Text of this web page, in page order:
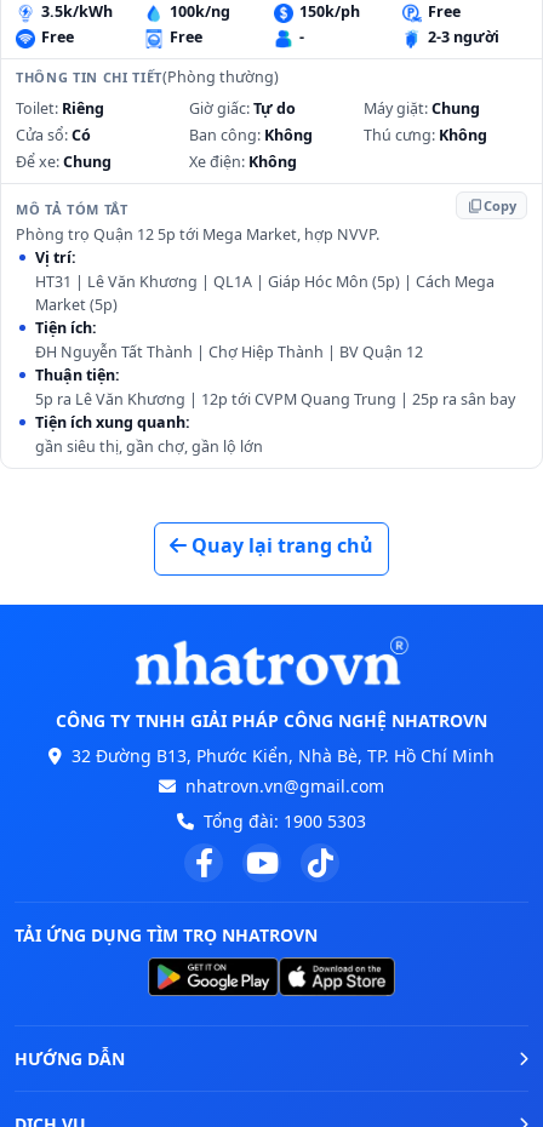
3.5k/kWh 100k/ng 150k/ph
Free
Free
Free - 2-3 người
THÔNG TIN CHI TIẾT(Phòng thường)
Toilet: Riêng Giờ giấc:Tự do Máy giặt:Chung
Cửa sổ:Có Ban công: Không Thú cưng: Không
Để xe:Chung Xe điện: Không
MÔ TẢ TÓM TẮT content_copyCopy
Phòng trọ Quận 12 5p tới Mega Market, hợp NVVP.
Vị trí:
HT31 | Lê Văn Khương | QL1A | Giáp Hóc Môn (5p) | Cách Mega
Market (5p)
Tiện ích:
ĐH Nguyễn Tất Thành | Chợ Hiệp Thành | BV Quận 12
Thuận tiện:
5p ra Lê Văn Khương | 12p tới CVPM Quang Trung | 25p ra sân bay
Tiện ích xung quanh:
gần siêu thị, gần chợ, gần lộ lớn
Quay lại trang chủ
CÔNG TY TNHH GIẢI PHÁP CÔNG NGHỆ NHATROVN
32 Đường B13, Phước Kiển, Nhà Bè, TP. Hồ Chí Minh
nhatrovn.vn@gmail.com
Tổng đài: 1900 5303
TẢI ỨNG DỤNG TÌM TRỌ NHATROVN
HƯỚNG DẪN